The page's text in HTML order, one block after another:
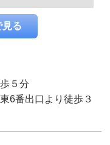
見る
５分
6番出口より徒歩３